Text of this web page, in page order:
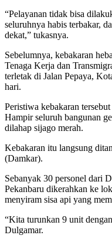
“Pelayanan tidak bisa
seluruhnya habis terbakar,
dekat,” tukasnya.
Sebelumnya, kebakaran
Tenaga Kerja dan
terletak di Jalan Pepaya,
hari.
Peristiwa kebakaran
Hampir seluruh bangunan
dilahap sijago merah.
Kebakaran itu langsung
(Damkar).
Sebanyak 30 personel dari
Pekanbaru dikerahkan ke
menyiram sisa api yang
“Kita turunkan 9 unit
Dulgamar.